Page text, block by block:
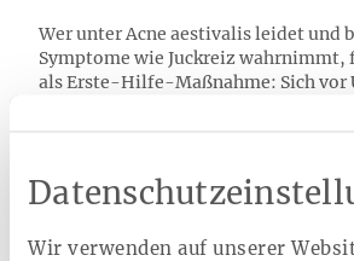
Wir verwenden auf unserer
Wer unter Acne aestivalis leidet und
Symptome wie Juckreiz wahrnimmt,
als Erste-Hilfe-Maßnahme: Sich vor
Vermeiden Sie starke
Halten Sie sich daher möglichst